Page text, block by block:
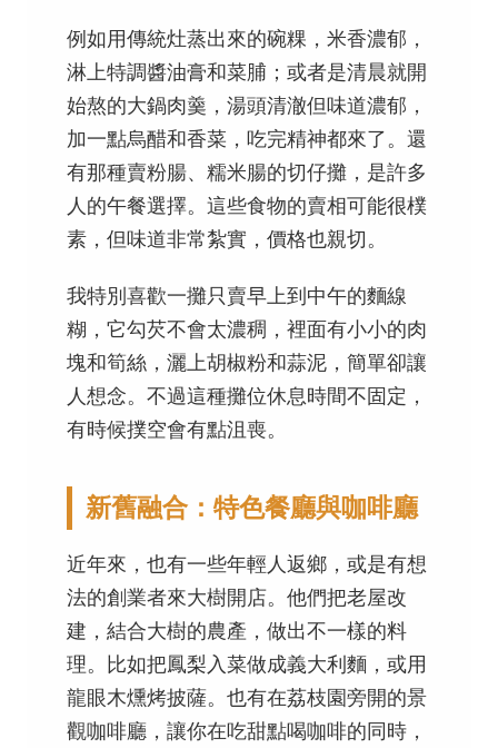
例如用傳統灶蒸出來的碗粿，米香濃郁，
淋上特調醬油膏和菜脯；或者是清晨就開
始熬的大鍋肉羹，湯頭清澈但味道濃郁，
加一點烏醋和香菜，吃完精神都來了。還
有那種賣粉腸、糯米腸的切仔攤，是許多
人的午餐選擇。這些食物的賣相可能很樸
素，但味道非常紮實，價格也親切。
我特別喜歡一攤只賣早上到中午的麵線
糊，它勾芡不會太濃稠，裡面有小小的肉
塊和筍絲，灑上胡椒粉和蒜泥，簡單卻讓
人想念。不過這種攤位休息時間不固定，
有時候撲空會有點沮喪。
新舊融合：特色餐廳與咖啡廳
近年來，也有一些年輕人返鄉，或是有想
法的創業者來大樹開店。他們把老屋改
建，結合大樹的農產，做出不一樣的料
理。比如把鳳梨入菜做成義大利麵，或用
龍眼木燻烤披薩。也有在荔枝園旁開的景
觀咖啡廳，讓你在吃甜點喝咖啡的同時，